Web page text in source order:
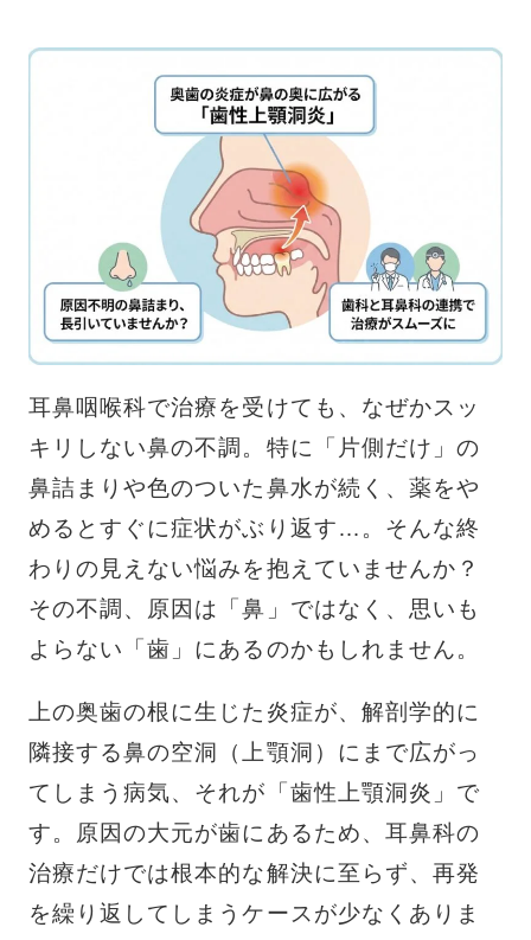
耳鼻咽喉科で治療を受けても、なぜかスッ
キリしない鼻の不調。特に「片側だけ」の
鼻詰まりや色のついた鼻水が続く、薬をや
めるとすぐに症状がぶり返す…。そんな終
わりの見えない悩みを抱えていませんか？
その不調、原因は「鼻」ではなく、思いも
よらない「歯」にあるのかもしれません。
上の奥歯の根に生じた炎症が、解剖学的に
隣接する鼻の空洞（上顎洞）にまで広がっ
てしまう病気、それが「歯性上顎洞炎」で
す。原因の大元が歯にあるため、耳鼻科の
治療だけでは根本的な解決に至らず、再発
を繰り返してしまうケースが少なくありま